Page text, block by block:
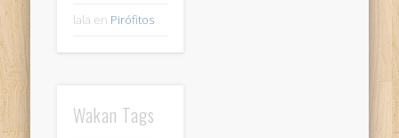
lala en Pirófitos
Wakan Tags